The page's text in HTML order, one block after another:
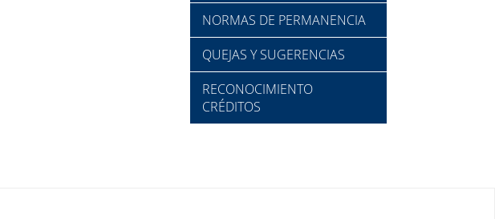
NORMAS DE PERMANENCIA
QUEJAS Y SUGERENCIAS
RECONOCIMIENTO
CRÉDITOS